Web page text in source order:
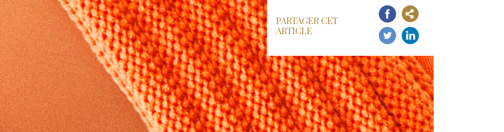
PARTAGER CET
ARTICLE